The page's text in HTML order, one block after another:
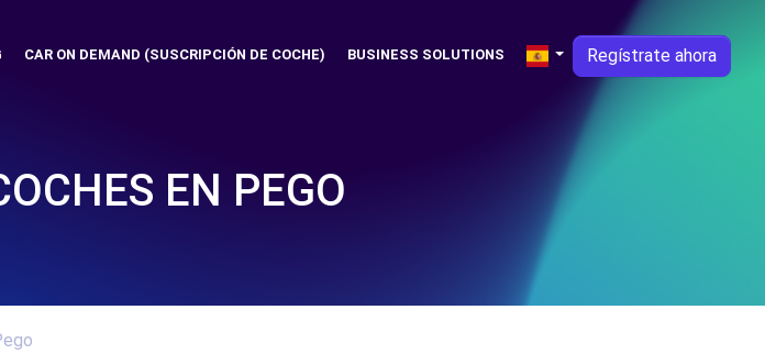
CAR ON DEMAND (SUSCRIPCIÓN DE COCHE) BUSINESS SOLUTIONS Regístrate ahora
EN PEGO